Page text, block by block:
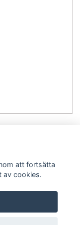
att fortsätta
av cookies.